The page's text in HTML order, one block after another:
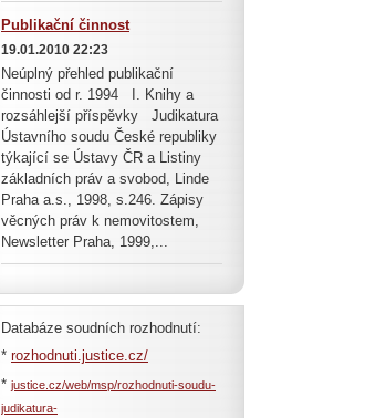
Publikační činnost
19.01.2010 22:23
Neúplný přehled publikační
činnosti od r. 1994 I. Knihy a
rozsáhlejší příspěvky Judikatura
Ústavního soudu České republiky
týkající se Ústavy ČR a Listiny
základních práv a svobod, Linde
Praha a.s., 1998, s.246. Zápisy
věcných práv k nemovitostem,
Newsletter Praha, 1999,...
Databáze soudních rozhodnutí:
* rozhodnuti.justice.cz/
* justice.cz/web/msp/rozhodnuti-soudu-
judikatura-